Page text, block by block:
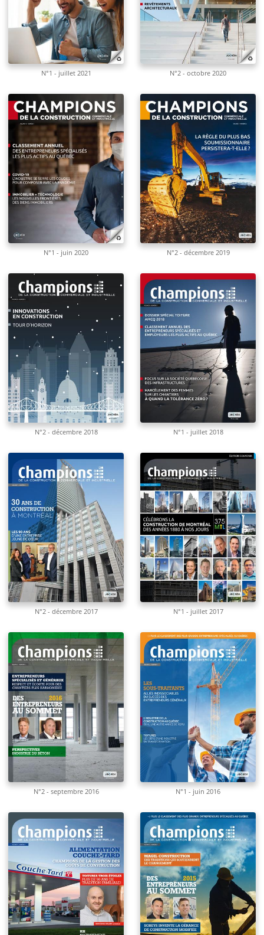
N°1 - juillet 2021 N°2 - octobre 2020
N°1 - juin 2020 N°2 - décembre 2019
N°2 - décembre 2018 N°1 - juillet 2018
N°2 - décembre 2017 N°1 - juillet 2017
N°2 - septembre 2016 N°1 - juin 2016